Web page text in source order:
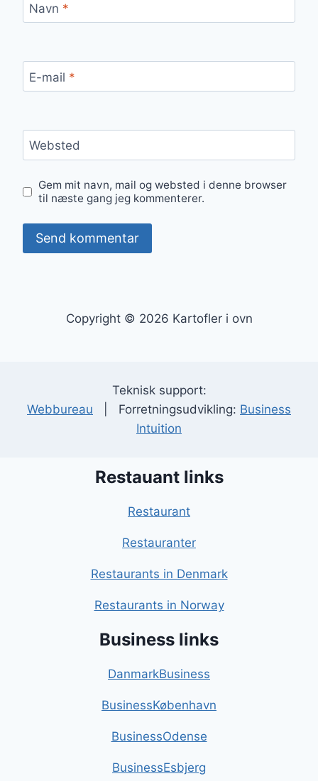
Navn *
E-mail *
Websted
Gem mit navn, mail og websted i denne browser
til næste gang jeg kommenterer.
Copyright © 2026 Kartofler i ovn
Teknisk support:
Webbureau | Forretningsudvikling: Business
Intuition
Restauant links
Restaurant
Restauranter
Restaurants in Denmark
Restaurants in Norway
Business links
DanmarkBusiness
BusinessKøbenhavn
BusinessOdense
BusinessEsbjerg